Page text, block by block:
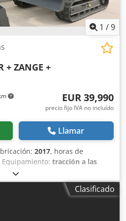
1 /9
+ ZANGE +
EUR 39,990
precio fijo IVA no incluído
Llamar
2017, horas de
Equipamiento: tracción a las
una máquina E85 poco común,
de construcción pequeña,
Afjzr Avvjija * BRAZO
* Pala hidráulica para
opción, en stock con un
Clasificado